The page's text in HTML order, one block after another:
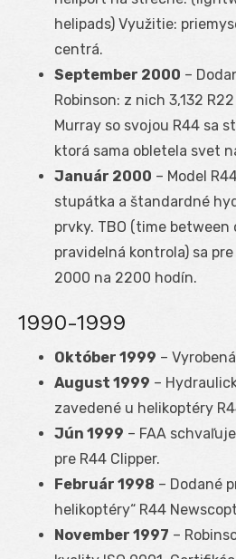
helipads) Využitie:
centrá.
September 2000 –
Robinson: z nich 3,132
Murray so svojou R44 sa
ktorá sama obletela svet
Január 2000 – Model
stupátka a štandardné
prvky. TBO (time between
pravidelná kontrola) sa
2000 na 2200 hodín.
1990-1999
Október 1999 –
August 1999 –
zavedené u helikoptéry
Jún 1999 – FAA
pre R44 Clipper.
Február 1998 – Dodané
helikoptéry“ R44
November 1997 –